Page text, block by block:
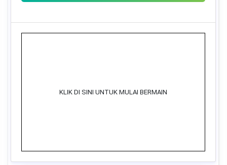
KLIK DI SINI UNTUK MULAI BERMAIN